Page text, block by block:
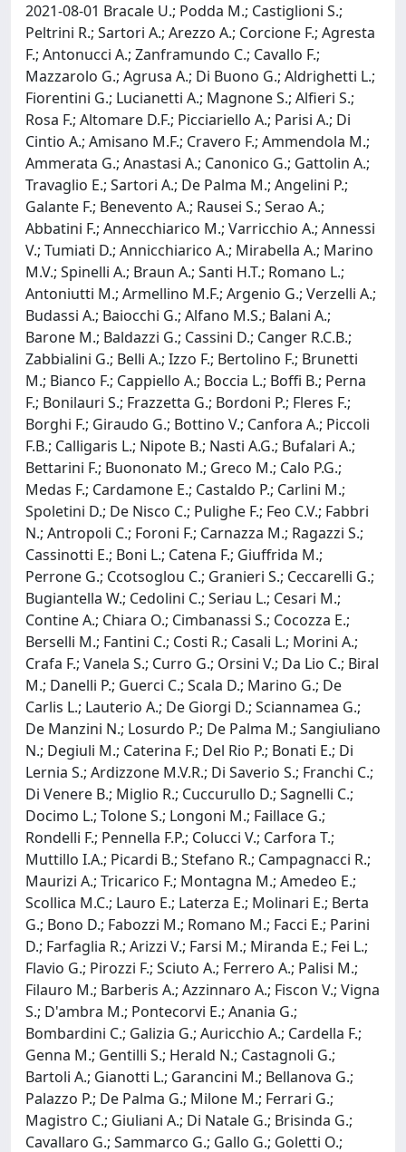
2021-08-01 Bracale U.; Podda M.; Castiglioni S.;
Peltrini R.; Sartori A.; Arezzo A.; Corcione F.; Agresta
F.; Antonucci A.; Zanframundo C.; Cavallo F.;
Mazzarolo G.; Agrusa A.; Di Buono G.; Aldrighetti L.;
Fiorentini G.; Lucianetti A.; Magnone S.; Alfieri S.;
Rosa F.; Altomare D.F.; Picciariello A.; Parisi A.; Di
Cintio A.; Amisano M.F.; Cravero F.; Ammendola M.;
Ammerata G.; Anastasi A.; Canonico G.; Gattolin A.;
Travaglio E.; Sartori A.; De Palma M.; Angelini P.;
Galante F.; Benevento A.; Rausei S.; Serao A.;
Abbatini F.; Annecchiarico M.; Varricchio A.; Annessi
V.; Tumiati D.; Annicchiarico A.; Mirabella A.; Marino
M.V.; Spinelli A.; Braun A.; Santi H.T.; Romano L.;
Antoniutti M.; Armellino M.F.; Argenio G.; Verzelli A.;
Budassi A.; Baiocchi G.; Alfano M.S.; Balani A.;
Barone M.; Baldazzi G.; Cassini D.; Canger R.C.B.;
Zabbialini G.; Belli A.; Izzo F.; Bertolino F.; Brunetti
M.; Bianco F.; Cappiello A.; Boccia L.; Boffi B.; Perna
F.; Bonilauri S.; Frazzetta G.; Bordoni P.; Fleres F.;
Borghi F.; Giraudo G.; Bottino V.; Canfora A.; Piccoli
F.B.; Calligaris L.; Nipote B.; Nasti A.G.; Bufalari A.;
Bettarini F.; Buononato M.; Greco M.; Calo P.G.;
Medas F.; Cardamone E.; Castaldo P.; Carlini M.;
Spoletini D.; De Nisco C.; Pulighe F.; Feo C.V.; Fabbri
N.; Antropoli C.; Foroni F.; Carnazza M.; Ragazzi S.;
Cassinotti E.; Boni L.; Catena F.; Giuffrida M.;
Perrone G.; Ccotsoglou C.; Granieri S.; Ceccarelli G.;
Bugiantella W.; Cedolini C.; Seriau L.; Cesari M.;
Contine A.; Chiara O.; Cimbanassi S.; Cocozza E.;
Berselli M.; Fantini C.; Costi R.; Casali L.; Morini A.;
Crafa F.; Vanela S.; Curro G.; Orsini V.; Da Lio C.; Biral
M.; Danelli P.; Guerci C.; Scala D.; Marino G.; De
Carlis L.; Lauterio A.; De Giorgi D.; Sciannamea G.;
De Manzini N.; Losurdo P.; De Palma M.; Sangiuliano
N.; Degiuli M.; Caterina F.; Del Rio P.; Bonati E.; Di
Lernia S.; Ardizzone M.V.R.; Di Saverio S.; Franchi C.;
Di Venere B.; Miglio R.; Cuccurullo D.; Sagnelli C.;
Docimo L.; Tolone S.; Longoni M.; Faillace G.;
Rondelli F.; Pennella F.P.; Colucci V.; Carfora T.;
Muttillo I.A.; Picardi B.; Stefano R.; Campagnacci R.;
Maurizi A.; Tricarico F.; Montagna M.; Amedeo E.;
Scollica M.C.; Lauro E.; Laterza E.; Molinari E.; Berta
G.; Bono D.; Fabozzi M.; Romano M.; Facci E.; Parini
D.; Farfaglia R.; Arizzi V.; Farsi M.; Miranda E.; Fei L.;
Flavio G.; Pirozzi F.; Sciuto A.; Ferrero A.; Palisi M.;
Filauro M.; Barberis A.; Azzinnaro A.; Fiscon V.; Vigna
S.; D'ambra M.; Pontecorvi E.; Anania G.;
Bombardini C.; Galizia G.; Auricchio A.; Cardella F.;
Genna M.; Gentilli S.; Herald N.; Castagnoli G.;
Bartoli A.; Gianotti L.; Garancini M.; Bellanova G.;
Palazzo P.; De Palma G.; Milone M.; Ferrari G.;
Magistro C.; Giuliani A.; Di Natale G.; Brisinda G.;
Cavallaro G.; Sammarco G.; Gallo G.; Goletti O.;